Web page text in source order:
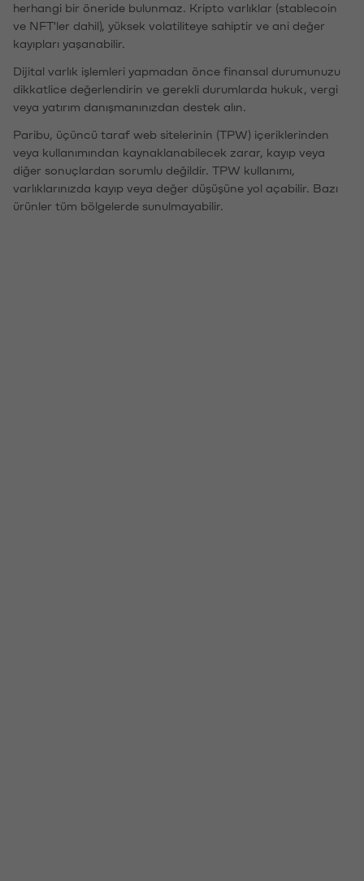
herhangi bir öneride bulunmaz. Kripto varlıklar (stablecoin
ve NFT'ler dahil), yüksek volatiliteye sahiptir ve ani değer
kayıpları yaşanabilir.
Dijital varlık işlemleri yapmadan önce finansal durumunuzu
dikkatlice değerlendirin ve gerekli durumlarda hukuk, vergi
veya yatırım danışmanınızdan destek alın.
Paribu, üçüncü taraf web sitelerinin (TPW) içeriklerinden
veya kullanımından kaynaklanabilecek zarar, kayıp veya
diğer sonuçlardan sorumlu değildir. TPW kullanımı,
varlıklarınızda kayıp veya değer düşüşüne yol açabilir. Bazı
ürünler tüm bölgelerde sunulmayabilir.